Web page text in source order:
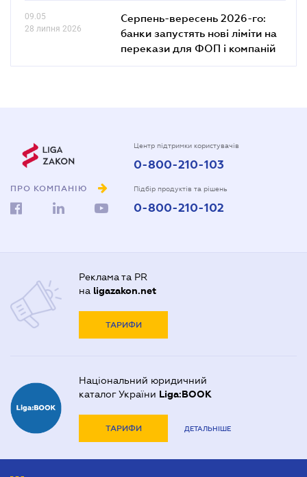
09.05
28 липня 2026
Серпень-вересень 2026-го:
банки запустять нові ліміти на
перекази для ФОП і компаній
ПРО КОМПАНІЮ
Центр підтримки користувачів
0-800-210-103
Підбір продуктів та рішень
0-800-210-102
Реклама та PR
на ligazakon.net
ТАРИФИ
Національний юридичний
каталог України Liga:BOOK
ТАРИФИ ДЕТАЛЬНІШЕ